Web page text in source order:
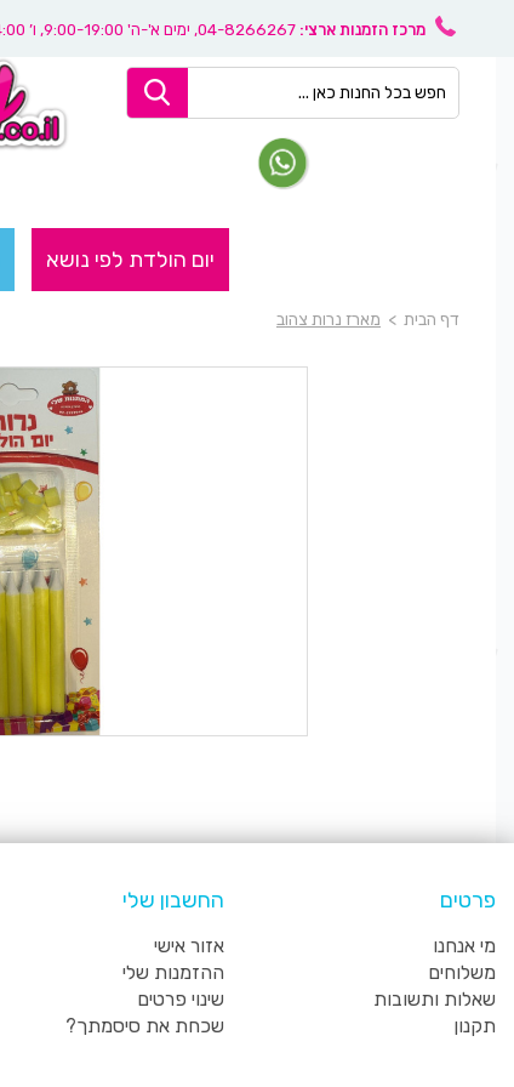
מרכז הזמנות ארצי: 04-8266267, ימים א'-ה' 9:00-19:00, ו’ 08:30-14:00
יום הולדת לפי נושא
דף הבית > מארז נרות צהוב
פרטים
מי אנחנו
משלוחים
שאלות ותשובות
תקנון
החשבון שלי
אזור אישי
ההזמנות שלי
שינוי פרטים
שכחת את סיסמתך?